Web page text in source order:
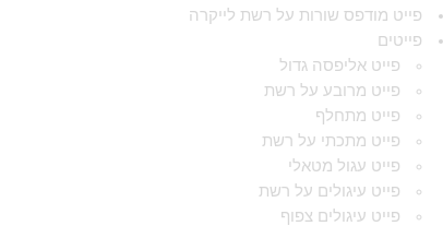
פייט מודפס שורות על רשת לייקרה
פייטים
פייט אליפסה גדול
פייט מרובע על רשת
פייט מתחלף
פייט מתכתי על רשת
פייט עגול מטאלי
פייט עיגולים על רשת
פייט עיגולים צפוף